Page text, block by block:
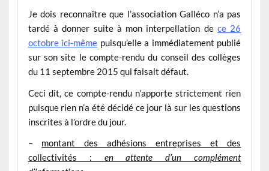
Je dois reconnaître que l’association Galléco n’a pas
tardé à donner suite à mon interpellation dece 26
octobre ici-même puisqu’elle a immédiatement publié
sur son site le compte-rendu du conseil des collèges
du 11 septembre 2015 qui faisait défaut.
Ceci dit, ce compte-rendu n’apporte strictement rien
puisque rien n’a été décidé ce jour là sur les questions
inscrites à l’ordre du jour.
– montant des adhésions entreprises et des
collectivités : en attente d’un complément